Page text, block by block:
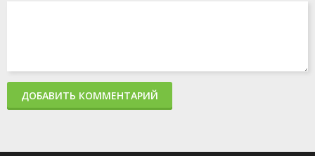
ДОБАВИТЬ КОММЕНТАРИЙ